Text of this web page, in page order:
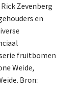
Zevenberg
en
fruitbomen
Weide,
Bron: